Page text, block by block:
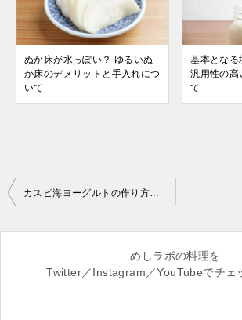
ぬか床が水っぽい？ ゆるいぬ
か床のデメリットと手入れにつ
いて
基本となる
汎用性の高
て
投
カスピ海ヨーグルトの作り方は？ 種継ぎ方法と温
めしラボの料理を
Twitter／Instagram／YouTubeでチェ